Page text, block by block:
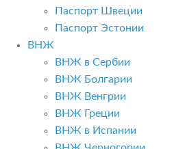
Паспорт Швеции
Паспорт Эстонии
ВНЖ
ВНЖ в Сербии
ВНЖ Болгарии
ВНЖ Венгрии
ВНЖ Греции
ВНЖ в Испании